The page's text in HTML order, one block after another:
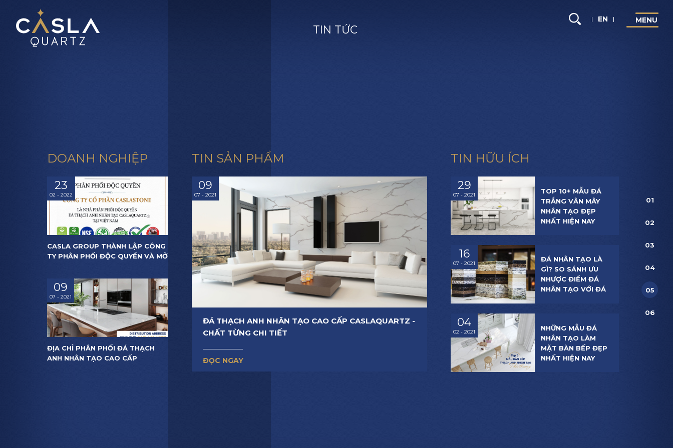
Tìm
EN MENU
01
02
03
04
05
06
TIN TỨC
DOANH NGHIỆP
23
02 - 2022
CASLA GROUP THÀNH LẬP CÔNG
TY PHÂN PHỐI ĐỘC QUYỀN VÀ MỞ
VIỆT NAM
09
07 - 2021
ĐỊA CHỈ PHÂN PHỐI ĐÁ THẠCH
ANH NHÂN TẠO CAO CẤP
TIN SẢN PHẨM
09
07 - 2021
ĐÁ THẠCH ANH NHÂN TẠO CAO CẤP CASLAQUARTZ -
CHẤT TỪNG CHI TIẾT
ĐỌC NGAY
TIN HỮU ÍCH
29
07 - 2021
TOP 10+ MẪU ĐÁ
TRẮNG VÂN MÂY
NHÂN TẠO ĐẸP
NHẤT HIỆN NAY
16
07 - 2021
ĐÁ NHÂN TẠO LÀ
GÌ? SO SÁNH ƯU
NHƯỢC ĐIỂM ĐÁ
NHÂN TẠO VỚI ĐÁ
04
02 - 2021
NHỮNG MẪU ĐÁ
NHÂN TẠO LÀM
MẶT BÀN BẾP ĐẸP
NHẤT HIỆN NAY